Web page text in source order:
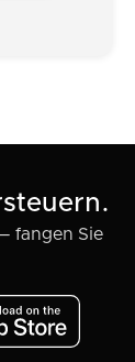
fangen Sie